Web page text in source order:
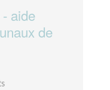
aide
de